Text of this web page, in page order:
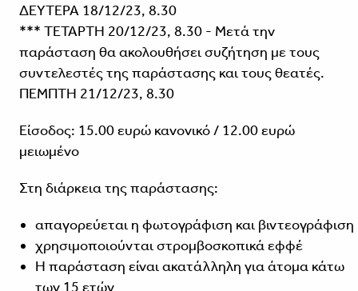
ΔΕΥΤΕΡΑ 18/12/23, 8.30
*** ΤΕΤΑΡΤΗ 20/12/23, 8.30 - Μετά την
παράσταση θα ακολουθήσει συζήτηση με τους
συντελεστές της παράστασης και τους θεατές.
ΠΕΜΠΤΗ 21/12/23, 8.30
Είσοδος: 15.00 ευρώ κανονικό / 12.00 ευρώ
μειωμένο
Στη διάρκεια της παράστασης:
απαγορεύεται η φωτογράφιση και βιντεογράφιση
χρησιμοποιούνται στρομβοσκοπικά εφφέ
Η παράσταση είναι ακατάλληλη για άτομα κάτω
των 15 ετών